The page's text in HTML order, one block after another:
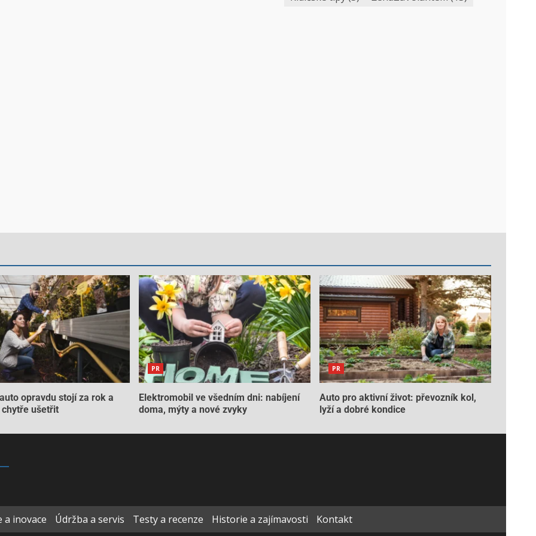
opravdu stojí za rok a
chytře ušetřit
PR
Elektromobil ve všedním dni: nabíjení
doma, mýty a nové zvyky
PR
Auto pro aktivní život: převozník kol,
lyží a dobré kondice
a inovace Údržba a servis Testy a recenze Historie a zajímavosti Kontakt